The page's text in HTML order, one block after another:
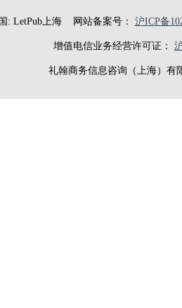
: LetPub上海网站备案号： 沪ICP备
增值电信业务经营许可证：
礼翰商务信息咨询（上海）